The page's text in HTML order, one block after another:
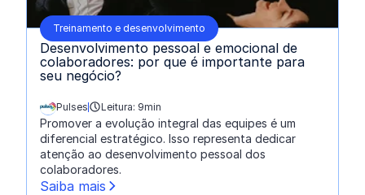
Treinamento e desenvolvimento
Desenvolvimento pessoal e emocional de
colaboradores: por que é importante para
seu negócio?
escrito por:
Pulses Leitura: 9min
Promover a evolução integral das equipes é um
diferencial estratégico. Isso representa dedicar
atenção ao desenvolvimento pessoal dos
colaboradores.
Saiba mais